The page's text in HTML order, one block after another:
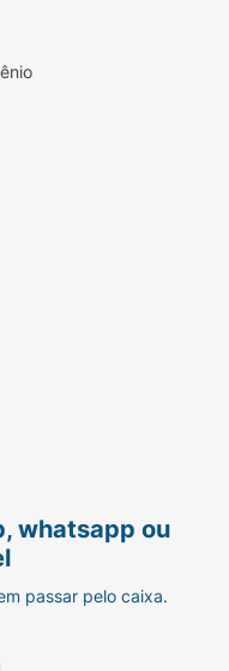
whatsapp ou
passar pelo caixa.